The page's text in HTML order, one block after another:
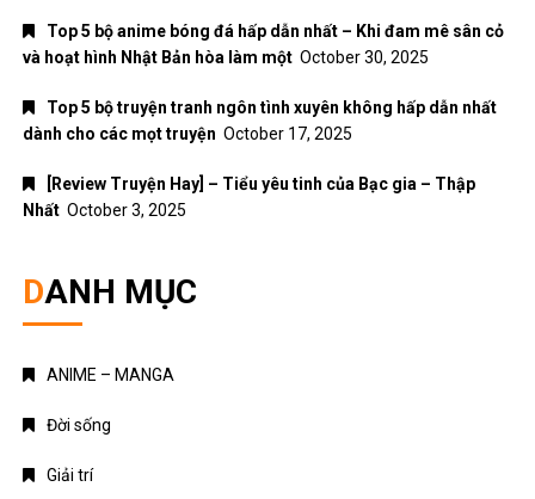
Top 5 bộ anime bóng đá hấp dẫn nhất – Khi đam mê sân cỏ
và hoạt hình Nhật Bản hòa làm một October 30, 2025
Top 5 bộ truyện tranh ngôn tình xuyên không hấp dẫn nhất
dành cho các mọt truyện October 17, 2025
[Review Truyện Hay] – Tiểu yêu tinh của Bạc gia – Thập
Nhất October 3, 2025
DANH MỤC
ANIME – MANGA
Đời sống
Giải trí